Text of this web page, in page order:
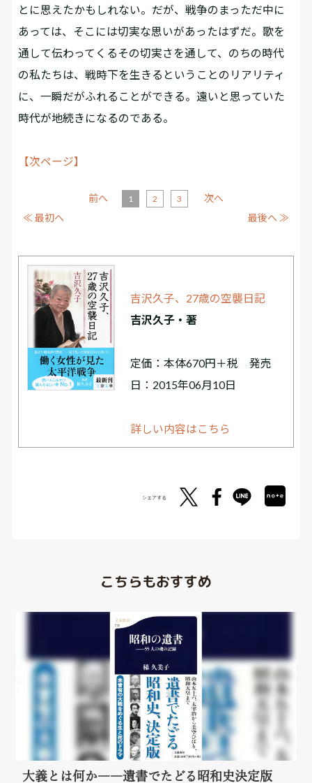
とに思えたかもしれない。だが、戦争のまっただ中に
あっては、そこには切実な思いがあったはずだ。歌を
通して伝わってくるその切実さを通して、のちの時代
の私たちは、戦時下を生きるということのリアリティ
に、一瞬だがふれることができる。遠いと思っていた
時代が地続きになるのである。
【次ページ】
≪ 最初へ
前へ 1 2 3
次へ
最後へ ≫
吉沢久子、27歳の空襲日記
吉沢久子・著
定価：本体670円＋税 発売
日：2015年06月10日
詳しい内容はこちら
シェアする
こちらもおすすめ
大義とは何か――遺書でたどる昭和史決定版